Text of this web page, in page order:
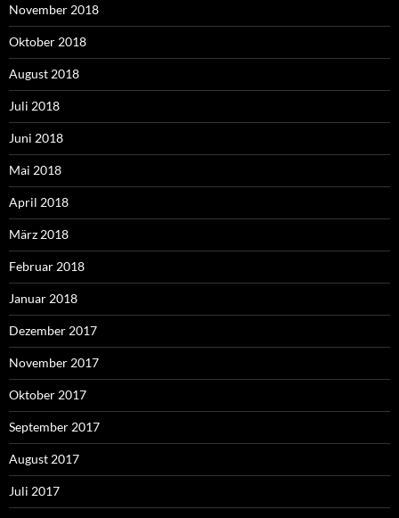
November 2018
Oktober 2018
August 2018
Juli 2018
Juni 2018
Mai 2018
April 2018
März 2018
Februar 2018
Januar 2018
Dezember 2017
November 2017
Oktober 2017
September 2017
August 2017
Juli 2017